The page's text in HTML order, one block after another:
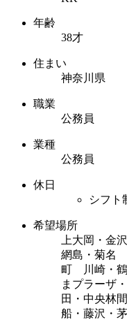
年齢
38才
住まい
神奈川県
職業
公務員
業種
公務員
休日
シフト
希望場所
上大岡・
網島・菊名
町 川崎・
まプラーザ
田・中央林
船・藤沢・